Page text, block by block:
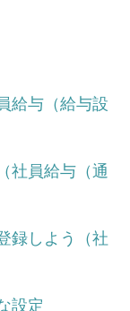
給与（給与設
社員給与（通
録しよう（社
設定